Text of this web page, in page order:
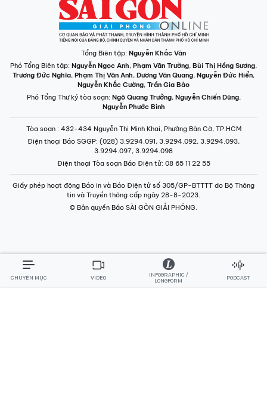
Tổng Biên tập: Nguyễn Khắc Văn
Phó Tổng Biên tập: Nguyễn Ngọc Anh, Phạm Văn Trường, Bùi Thị Hồng Sương,
Trương Đức Nghĩa, Phạm Thị Vân Anh, Dương Văn Quang, Nguyễn Đức Hiển,
Nguyễn Khắc Cường, Trần Gia Bảo
Phó Tổng Thư ký tòa soạn: Ngô Quang Trưởng, Nguyễn Chiến Dũng,
Nguyễn Phước Bình
Tòa soạn : 432-434 Nguyễn Thị Minh Khai, Phường Bàn Cờ, TP.HCM
Điện thoại Báo SGGP: (028) 3.9294.091, 3.9294.092, 3.9294.093,
3.9294.097, 3.9294.098
Điện thoại Tòa soạn Báo Điện tử: 08 65 11 22 55
Giấy phép hoạt động Báo in và Báo Điện tử số 305/GP-BTTTT do Bộ Thông
tin và Truyền thông cấp ngày 28-8-2023.
© Bản quyền Báo SÀI GÒN GIẢI PHÓNG.
CHUYÊN MỤC VIDEO
INFOGRAPHIC /
LONGFORM
PODCAST